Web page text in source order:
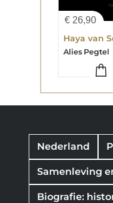
€ 26,90
Alies Pegtel
Nederland
Samenleving
Biografie: